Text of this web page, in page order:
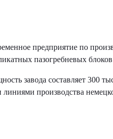
предприятие по
пазогребневых
завода составляет 300
линиями производства